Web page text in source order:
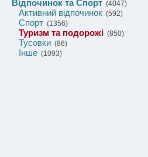
Відпочинок та Спорт (4047)
Активний відпочинок (592)
Спорт (1356)
Туризм та подорожі (850)
Тусовки (86)
Інше (1093)